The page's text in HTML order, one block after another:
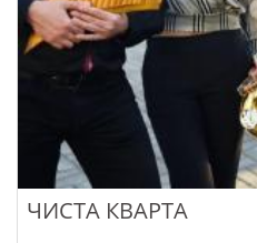
ЧИСТА КВАРТА